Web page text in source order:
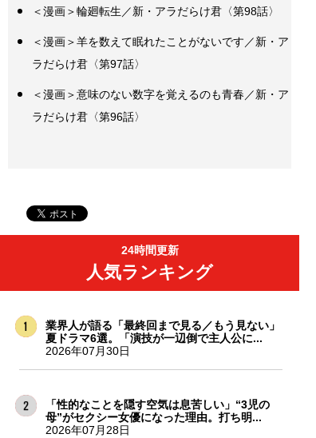
＜漫画＞輪廻転生／新・アラだらけ君〈第98話〉
＜漫画＞羊を数えて眠れたことがないです／新・ア
ラだらけ君〈第97話〉
＜漫画＞意味のない数字を覚えるのも青春／新・ア
ラだらけ君〈第96話〉
24時間更新
人気ランキング
業界人が語る「最終回まで見る／もう見ない」
夏ドラマ6選。「演技が一辺倒で主人公に...
2026年07月30日
「性的なことを隠す空気は息苦しい」“3児の
母”がセクシー女優になった理由。打ち明...
2026年07月28日